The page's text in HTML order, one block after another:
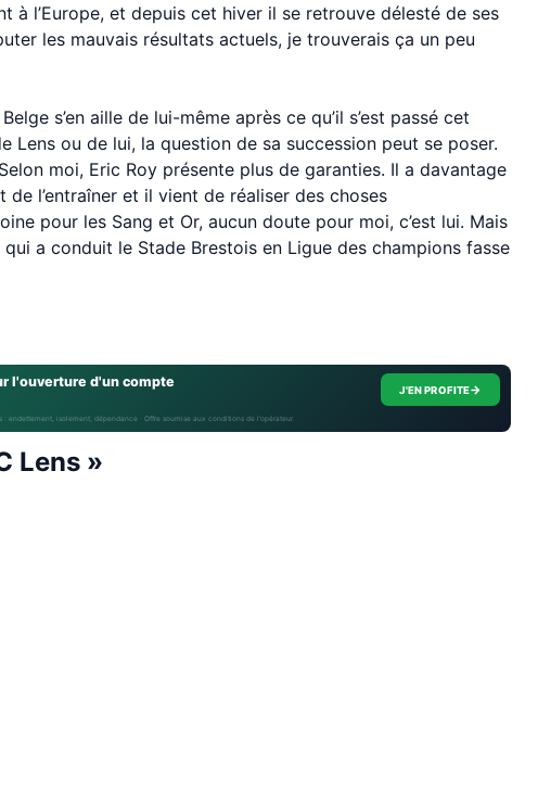
à l’Europe, et depuis cet hiver il se retrouve délesté de ses
les mauvais résultats actuels, je trouverais ça un peu
s’en aille de lui-même après ce qu’il s’est passé cet
Lens ou de lui, la question de sa succession peut se poser.
moi, Eric Roy présente plus de garanties. Il a davantage
l’entraîner et il vient de réaliser des choses
pour les Sang et Or, aucun doute pour moi, c’est lui. Mais
a conduit le Stade Brestois en Ligue des champions fasse
l'ouverture d'un compte J'EN PROFITE→
: endettement, isolement, dépendance · Offre soumise aux conditions de l’opérateur.
Lens »